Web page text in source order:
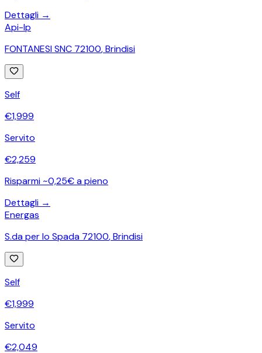
Dettagli →
Api-Ip
FONTANESI SNC 72100,Brindisi
Self
€1,999
Servito
€2,259
Risparmi ~0,25€ a pieno
Dettagli →
Energas
S.da per lo Spada 72100,Brindisi
Self
€1,999
Servito
€2,049